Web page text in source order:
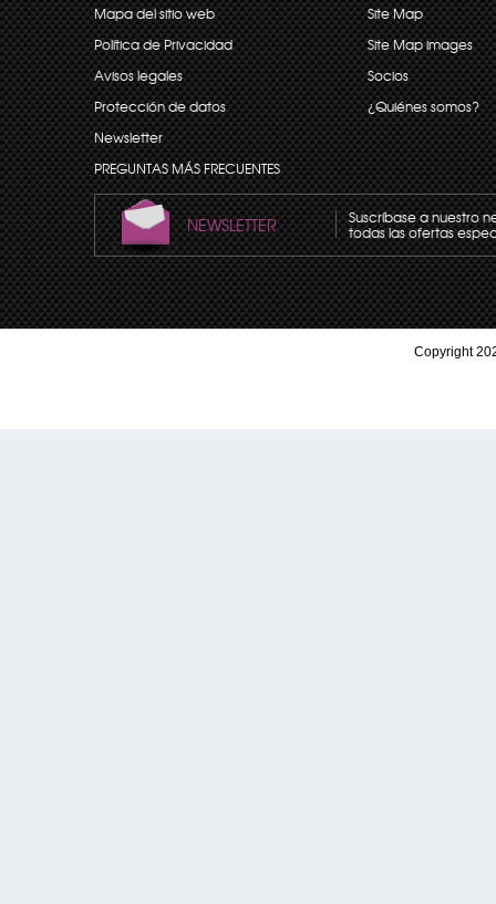
Mapa del sitio web
Política de Privacidad
Avisos legales
Protección de datos
Newsletter
PREGUNTAS MÁS FRECUENTES
Site Map
Site Map images
Socios
¿Quiénes somos?
NEWSLETTER Suscríbase a nuestro
todas las ofertas
Copyright